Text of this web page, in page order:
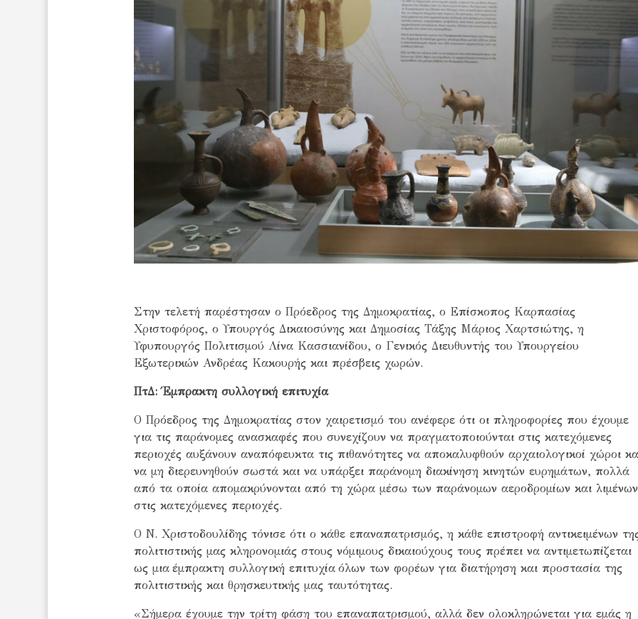
Στην τελετή παρέστησαν ο Πρόεδρος της Δημοκρατίας, ο Επίσκοπος Καρπασίας
Χριστοφόρος, ο Υπουργός Δικαιοσύνης και Δημοσίας Τάξης Μάριος Χαρτσιώτης, η
Υφυπουργός Πολιτισμού Λίνα Κασσιανίδου, ο Γενικός Διευθυντής του Υπουργείου
Εξωτερικών Ανδρέας Κακουρής και πρέσβεις χωρών.
ΠτΔ: Έμπρακτη συλλογική επιτυχία
Ο Πρόεδρος της Δημοκρατίας στον χαιρετισμό του ανέφερε ότι οι πληροφορίες που έχουμε
για τις παράνομες ανασκαφές που συνεχίζουν να πραγματοποιούνται στις κατεχόμενες
περιοχές αυξάνουν αναπόφευκτα τις πιθανότητες να αποκαλυφθούν αρχαιολογικοί χώροι
να μη διερευνηθούν σωστά και να υπάρξει παράνομη διακίνηση κινητών ευρημάτων, πολλά
από τα οποία απομακρύνονται από τη χώρα μέσω των παράνομων αεροδρομίων και λιμένων
στις κατεχόμενες περιοχές.
Ο Ν. Χριστοδουλίδης τόνισε ότι ο κάθε επαναπατρισμός, η κάθε επιστροφή αντικειμένων
πολιτιστικής μας κληρονομιάς στους νόμιμους δικαιούχους τους πρέπει να αντιμετωπίζεται
ως μια έμπρακτη συλλογική επιτυχία όλων των φορέων για διατήρηση και προστασία της
πολιτιστικής και θρησκευτικής μας ταυτότητας.
«Σήμερα έχουμε την τρίτη φάση του επαναπατρισμού, αλλά δεν ολοκληρώνεται για εμάς η